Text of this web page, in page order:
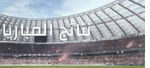
نتائج